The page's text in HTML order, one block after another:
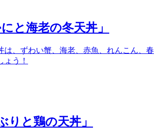
と海老の冬天丼」
、ずわい蟹、海老、赤魚、れんこん、春
う！
りと鶏の天丼」